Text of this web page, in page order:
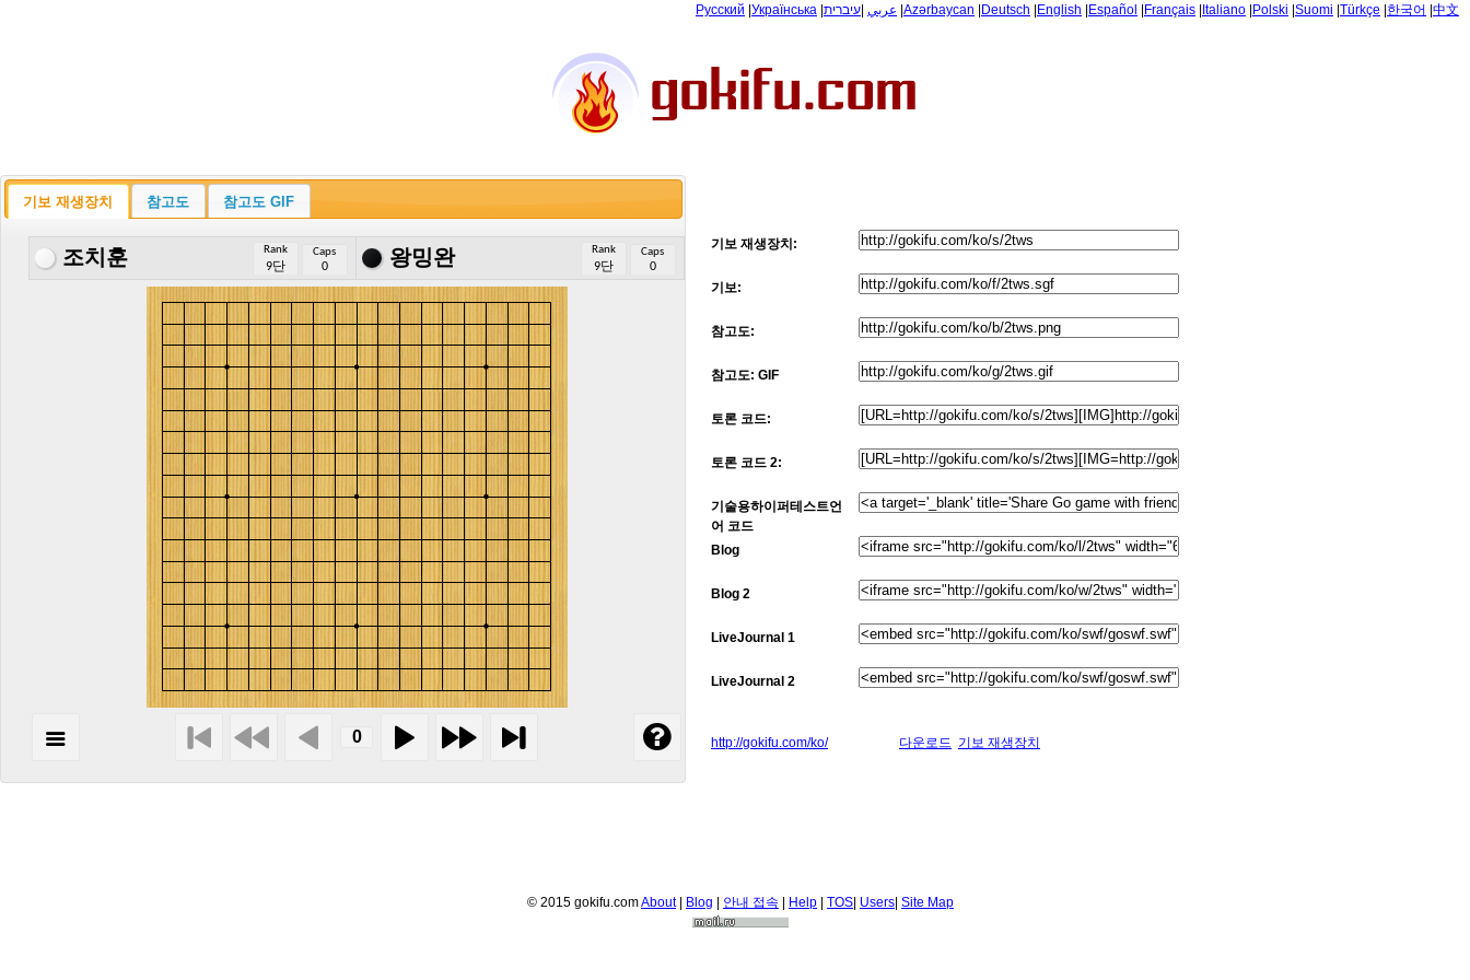
Русский Українська عربي עיברית Azərbaycan Deutsch English Español Français Italiano Polski Suomi Türkçe 한국어 中文
기보 재생장치:
기보:
참고도:
참고도: GIF
토론 코드:
토론 코드 2:
기술용하이퍼테스트언
어 코드
Blog
Blog 2
LiveJournal 1
LiveJournal 2
http://gokifu.com/ko/ 다운로드 기보 재생장치
기보 재생장치 참고도 참고도 GIF
조치훈 Rank
9단
Caps
0 왕밍완 Rank
9단
Caps
0
© 2015 gokifu.comAbout| Blog 안내 접속 Help TOS Users Site Map